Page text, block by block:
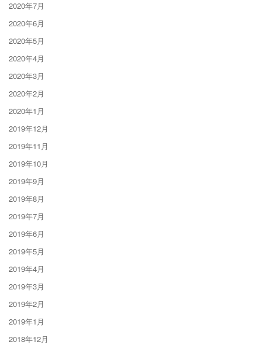
2020年7月
2020年6月
2020年5月
2020年4月
2020年3月
2020年2月
2020年1月
2019年12月
2019年11月
2019年10月
2019年9月
2019年8月
2019年7月
2019年6月
2019年5月
2019年4月
2019年3月
2019年2月
2019年1月
2018年12月